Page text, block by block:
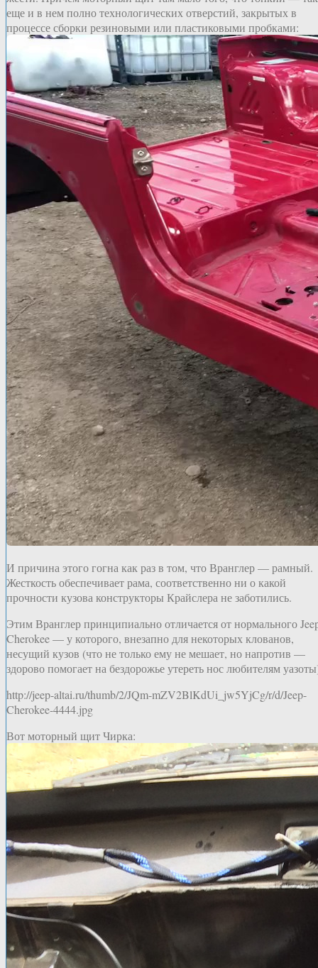
еще и в нем полно технологических отверстий, закрытых в
процессе сборки резиновыми или пластиковыми пробками:
И причина этого гогна как раз в том, что Вранглер — рамный.
Жесткость обеспечивает рама, соответственно ни о какой
прочности кузова конструкторы Крайслера не заботились.
Этим Вранглер принципиально отличается от нормального
Cherokee — у которого, внезапно для некоторых клованов,
несущий кузов (что не только ему не мешает, но напротив —
здорово помогает на бездорожье утереть нос любителям
http://jeep-altai.ru/thumb/2/JQm-mZV2BlKdUi_jw5YjCg/r/d/Jeep-
Cherokee-4444.jpg
Вот моторный щит Чирка: